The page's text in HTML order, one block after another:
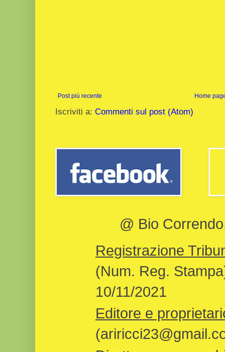
Post più recente Home
Iscriviti a: Commenti sul post (Atom)
@ Bio
Registrazione
(Num. Reg.
10/11/2021
Editore e